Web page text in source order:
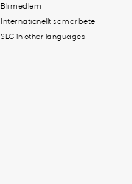
Bli medlem
Internationellt samarbete
SLC in other languages